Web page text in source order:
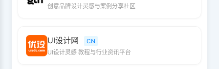
创意品牌设计灵感与案例分享社区
UI设计网
CN
UI设计灵感 教程与行业资讯平台